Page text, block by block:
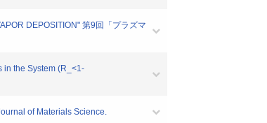
DEPOSITION" 第9回「プラズマ
in the System (R_<1-
of Materials Science.